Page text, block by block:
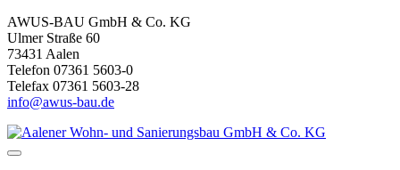
AWUS-BAU GmbH & Co. KG
Ulmer Straße 60
73431 Aalen
Telefon 07361 5603-0
Telefax 07361 5603-28
info@awus-bau.de